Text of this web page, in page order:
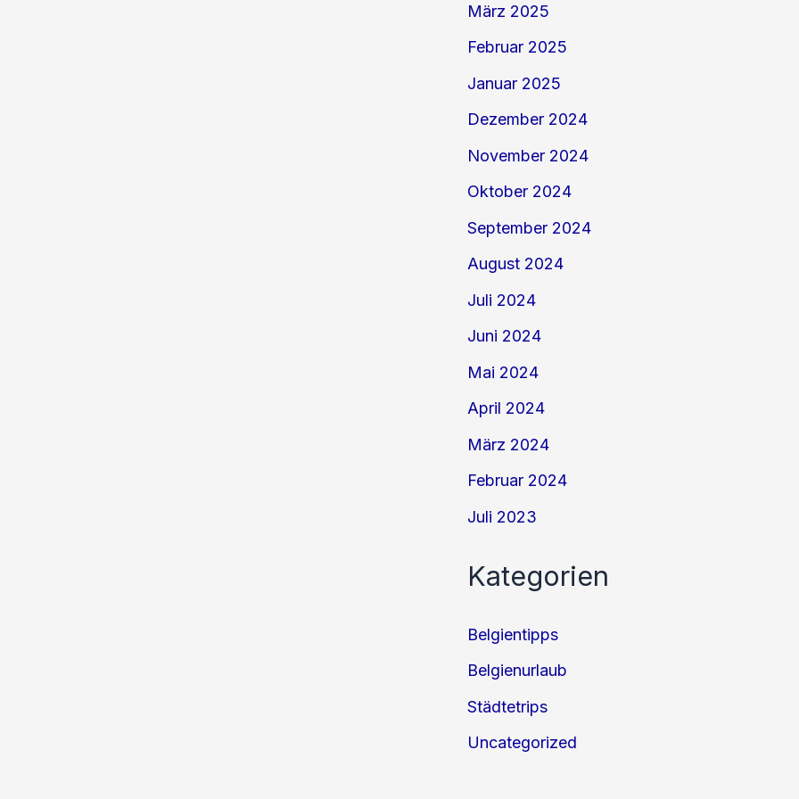
März 2025
Februar 2025
Januar 2025
Dezember 2024
November 2024
Oktober 2024
September 2024
August 2024
Juli 2024
Juni 2024
Mai 2024
April 2024
März 2024
Februar 2024
Juli 2023
Kategorien
Belgientipps
Belgienurlaub
Städtetrips
Uncategorized